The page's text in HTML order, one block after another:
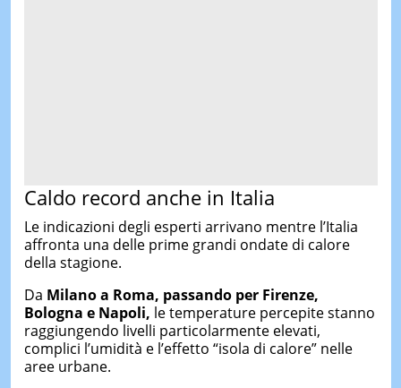
Caldo record anche in Italia
Le indicazioni degli esperti arrivano mentre l’Italia
affronta una delle prime grandi ondate di calore
della stagione.
Da Milano a Roma, passando per Firenze,
Bologna e Napoli, le temperature percepite stanno
raggiungendo livelli particolarmente elevati,
complici l’umidità e l’effetto “isola di calore” nelle
aree urbane.